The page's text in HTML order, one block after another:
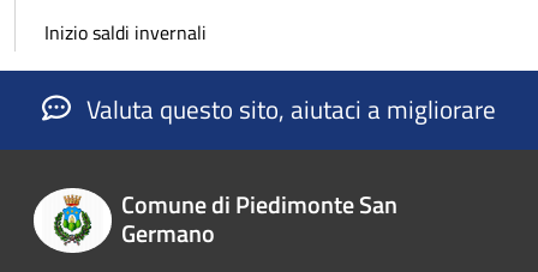
Inizio saldi invernali
Valuta questo sito, aiutaci a migliorare
Comune di Piedimonte San
Germano